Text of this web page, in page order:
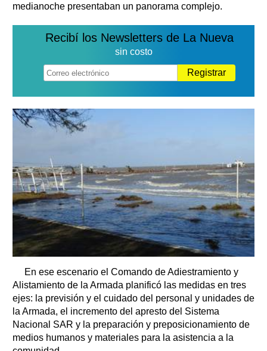
medianoche presentaban un panorama complejo.
Recibí los Newsletters de La Nueva
sin costo
Registrar
En ese escenario el Comando de Adiestramiento y
Alistamiento de la Armada planificó las medidas en tres
ejes: la previsión y el cuidado del personal y unidades de
la Armada, el incremento del apresto del Sistema
Nacional SAR y la preparación y preposicionamiento de
medios humanos y materiales para la asistencia a la